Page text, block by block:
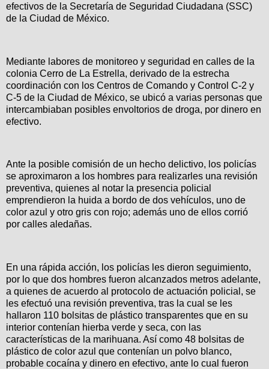
efectivos de la Secretaría de Seguridad Ciudadana (SSC)
de la Ciudad de México.
Mediante labores de monitoreo y seguridad en calles de la
colonia Cerro de La Estrella, derivado de la estrecha
coordinación con los Centros de Comando y Control C-2 y
C-5 de la Ciudad de México, se ubicó a varias personas que
intercambiaban posibles envoltorios de droga, por dinero en
efectivo.
Ante la posible comisión de un hecho delictivo, los policías
se aproximaron a los hombres para realizarles una revisión
preventiva, quienes al notar la presencia policial
emprendieron la huida a bordo de dos vehículos, uno de
color azul y otro gris con rojo; además uno de ellos corrió
por calles aledañas.
En una rápida acción, los policías les dieron seguimiento,
por lo que dos hombres fueron alcanzados metros adelante,
a quienes de acuerdo al protocolo de actuación policial, se
les efectuó una revisión preventiva, tras la cual se les
hallaron 110 bolsitas de plástico transparentes que en su
interior contenían hierba verde y seca, con las
características de la marihuana. Así como 48 bolsitas de
plástico de color azul que contenían un polvo blanco,
probable cocaína y dinero en efectivo, ante lo cual fueron